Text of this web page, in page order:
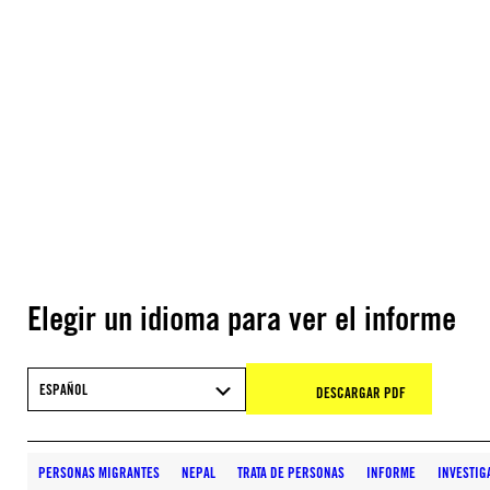
Elegir un idioma para ver el informe
ESPAÑOL DESCARGAR PDF
PERSONAS MIGRANTES NEPAL TRATA DE PERSONAS INFORME